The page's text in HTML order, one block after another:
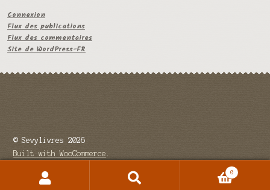
Connexion
Flux des publications
Flux des commentaires
Site de WordPress-FR
© Sevylivres 2026
Built with WooCommerce
Recherche
0